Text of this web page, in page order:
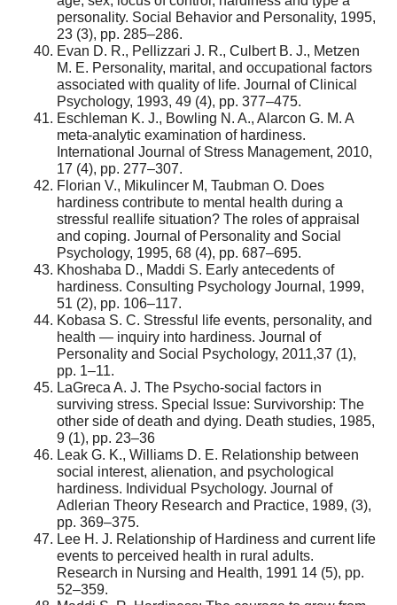
personality. Social Behavior and Personality, 1995,
23 (3), pp. 285–286.
Evan D. R., Pellizzari J. R., Culbert B. J., Metzen
M. E. Personality, marital, and occupational factors
associated with quality of life. Journal of Clinical
Psychology, 1993, 49 (4), pp. 377–475.
Eschleman K. J., Bowling N. A., Alarcon G. M. A
meta-analytic examination of hardiness.
International Journal of Stress Management, 2010,
17 (4), pp. 277–307.
Florian V., Mikulincer M, Taubman O. Does
hardiness contribute to mental health during a
stressful reallife situation? The roles of appraisal
and coping. Journal of Personality and Social
Psychology, 1995, 68 (4), pp. 687–695.
Khoshaba D., Maddi S. Early antecedents of
hardiness. Consulting Psychology Journal, 1999,
51 (2), pp. 106–117.
Kobasa S. C. Stressful life events, personality, and
health — inquiry into hardiness. Journal of
Personality and Social Psychology, 2011,37 (1),
pp. 1–11.
LaGreca A. J. The Psycho-social factors in
surviving stress. Special Issue: Survivorship: The
other side of death and dying. Death studies, 1985,
9 (1), pp. 23–36
Leak G. K., Williams D. E. Relationship between
social interest, alienation, and psychological
hardiness. Individual Psychology. Journal of
Adlerian Theory Research and Practice, 1989, (3),
pp. 369–375.
Lee H. J. Relationship of Hardiness and current life
events to perceived health in rural adults.
Research in Nursing and Health, 1991 14 (5), pp.
52–359.